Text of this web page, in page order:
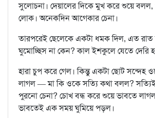
সুলোচনা। দেয়ালের দিকে মুখ করে শুয়ে
লোক। অনেকদিন আগেকার চেনা।
তারপরেই ছেলেকে একটা ধমক দিল, এত
ঘুমোচ্ছিস না কেন? কাল ইশকুলে যেতে দেরি
হারা চুপ করে গেল। কিন্তু একটা ছোট সন্দেহ
লাগল — মা কি ওকে সত্যি কথা বলল?
পুরনো চেনা? চোখ বন্ধ করে শুয়ে ভাবতে
ভাবতেই এক সময় ঘুমিয়ে পড়ল।